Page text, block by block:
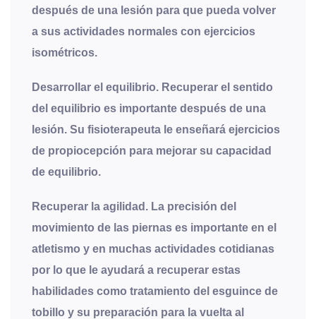
después de una lesión para que pueda volver
a sus actividades normales con ejercicios
isométricos.
Desarrollar el equilibrio. Recuperar el sentido
del equilibrio es importante después de una
lesión. Su fisioterapeuta le enseñará ejercicios
de propiocepción para mejorar su capacidad
de equilibrio.
Recuperar la agilidad . La precisión del
movimiento de las piernas es importante en el
atletismo y en muchas actividades cotidianas
por lo que le ayudará a recuperar estas
habilidades como tratamiento del esguince de
tobillo y su preparación para la vuelta al